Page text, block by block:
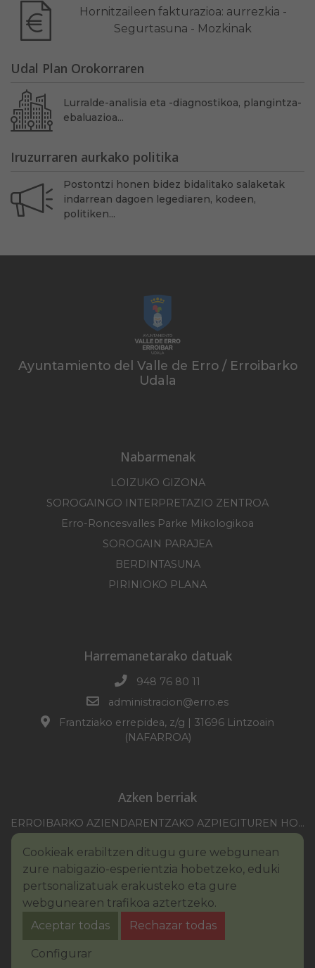
Hornitzaileen fakturazioa: aurrezkia -
Segurtasuna - Mozkinak
Udal Plan Orokorraren
Lurralde-analisia eta -diagnostikoa, plangintza-
ebaluazioa...
Iruzurraren aurkako politika
Postontzi honen bidez bidalitako salaketak
indarrean dagoen legediaren, kodeen,
politiken...
Ayuntamiento del Valle de Erro / Erroibarko
Udala
Nabarmenak
LOIZUKO GIZONA
SOROGAINGO INTERPRETAZIO ZENTROA
Erro-Roncesvalles Parke Mikologikoa
SOROGAIN PARAJEA
BERDINTASUNA
PIRINIOKO PLANA
Harremanetarako datuak
948 76 80 11
administracion@erro.es
Frantziako errepidea, z/g | 31696 Lintzoain
(NAFARROA)
Azken berriak
ERROIBARKO AZIENDARENTZAKO AZPIEGITUREN HOBEKUNTZA 2025-2026 KANPAINA
BANDOA – URAREN KONTSUMO ARDURATSUA
2026KO IBILGAILUEN GAINEKO ZERGA
Legezko oharra
Cookieak erabiltzen ditugu gure webgunean
zure nabigazio-esperientzia hobetzeko, eduki
pertsonalizatuak erakusteko eta gure
webgunearen trafikoa aztertzeko.
Aceptar todas
Rechazar todas
Configurar